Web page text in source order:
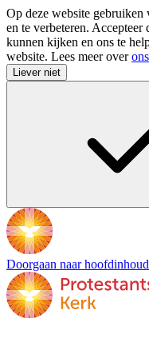
Op deze website gebruiken
en te verbeteren.
kunnen kijken en ons te
website. Lees meer over
Liever niet
Doorgaan naar hoofdinhoud